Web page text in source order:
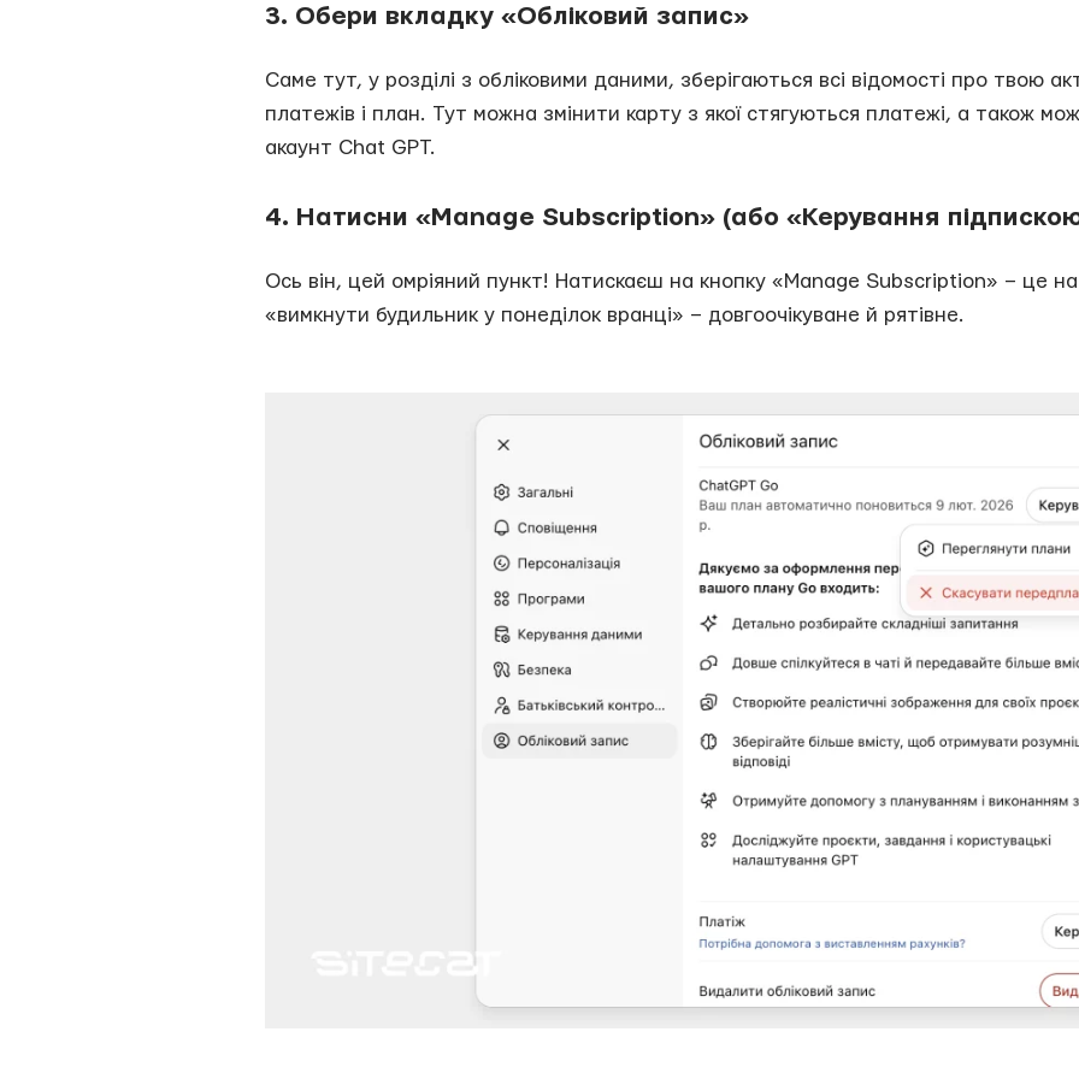
3. Обери вкладку «Обліковий запис»
Саме тут, у розділі з обліковими даними, зберігаються всі відомості про твою
платежів і план. Тут можна змінити карту з якої стягуються платежі, а також
акаунт Chat GPT.
4. Натисни «Manage Subscription» (або «Керування
Ось він, цей омріяний пункт! Натискаєш на кнопку «Manage Subscription» – це
«вимкнути будильник у понеділок вранці» – довгоочікуване й рятівне.